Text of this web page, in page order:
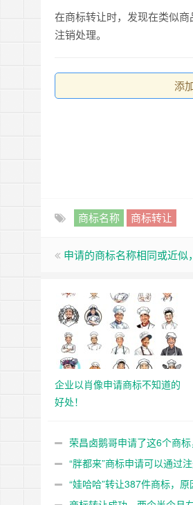
在商标转让时，发现在类似
注销处理。
添
商标名称 商标转让
申请的商标名称相同或近似
企业以肖像申请商标不知道的
好处！
荣昌卤鹅哥申请了这6个商标
“胖都来”商标申请可以通过注
“娃哈哈”转让387件商标，原